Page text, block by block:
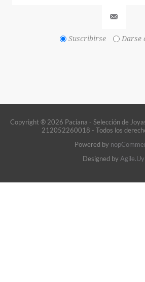
Suscribirse Darse
Copyright ® 2026 Paciana - Selección de
212052260018 - Todos los
Powered by
Designed byAgile.Uy